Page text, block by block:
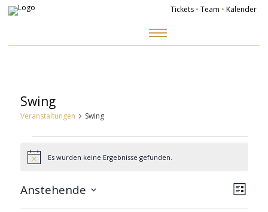
Tickets • Team • Kalender
Swing
Veranstaltungen Swing
Veranstaltungen
HinweisEs wurden keine Ergebnisse gefunden.
Liste
Anstehende